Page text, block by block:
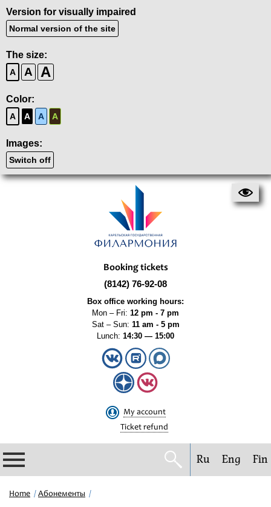
Version for visually impaired
Normal version of the site
The size:
A A A
Color:
A A A A
Images:
Switch off
Booking tickets
(8142) 76-92-08
Box office working hours:
Mon – Fri: 12 pm - 7 pm
Sat – Sun: 11 am - 5 pm
Lunch: 14:30 — 15:00
My account
Ticket refund
Philharmonic
Ru Eng Fin
Home Абонементы